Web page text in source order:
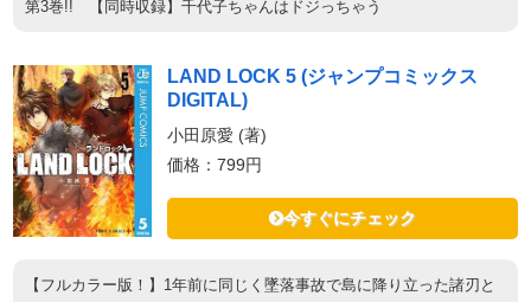
第3巻!! 【同時収録】千代子ちゃんはドジっちゃう
LAND LOCK 5 (ジャンプコミックス
DIGITAL)
小田原愛 (著)
価格：799円
今すぐにチェック
【フルカラー版！】1年前に同じく墜落事故で島に降り立った諸刃と